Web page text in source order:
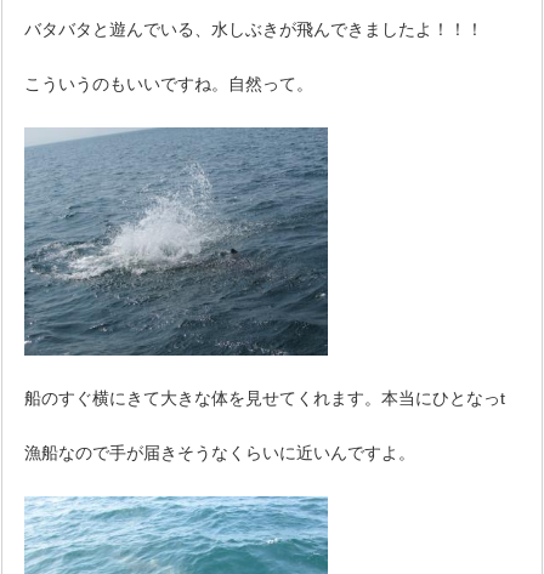
バタバタと遊んでいる、水しぶきが飛んできましたよ！！！
こういうのもいいですね。自然って。
船のすぐ横にきて大きな体を見せてくれます。本当にひとなっt
漁船なので手が届きそうなくらいに近いんですよ。